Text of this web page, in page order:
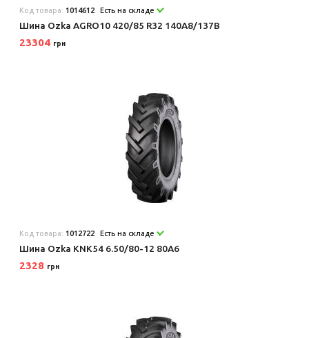
Код товара: 1014612 Есть на складе
Шина Ozka AGRO10 420/85 R32 140A8/137B
23304 грн
Код товара: 1012722 Есть на складе
Шина Ozka KNK54 6.50/80-12 80A6
2328 грн